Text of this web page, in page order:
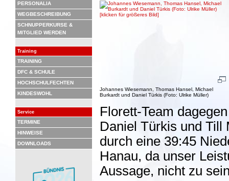
PERSONALIA
WEGBESCHREIBUNG
SCHNUPPERKURSE &
MITGLIED WERDEN
Training
TRAINING
DFC & SCHULE
HOCHSCHULFECHTEN
KINDESWOHL
Service
TERMINE
HINWEISE
DOWNLOADS
Johannes Wiesemann, Thomas Hansel, Michael
Burkardt und Daniel Türkis (Foto: Ulrike Müller)
Florett-Team
Daniel Türkis und Till
durch eine 39:45
Hanau, da unser
Aussage, nicht zu